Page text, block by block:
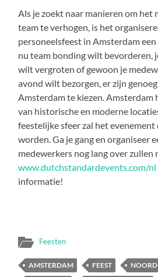
Als je zoekt naar manieren om het
team te verhogen, is het
personeelsfeest in Amsterdam
nu team bonding wilt bevorderen,
wilt vergroten of gewoon je
avond wilt bezorgen, er zijn
Amsterdam te kiezen. Amsterdam
van historische en moderne
feestelijke sfeer zal het
worden. Ga je gang en organiseer
medewerkers nog lang over zullen
www.dutchstandardevents.com/nl
informatie!
Feesten
AMSTERDAM FEEST